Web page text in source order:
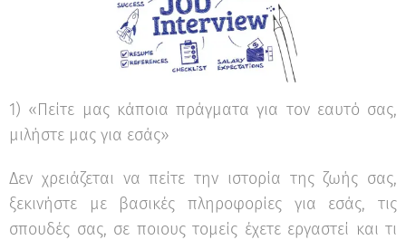
1) «Πείτε μας κάποια πράγματα για τον εαυτό σας,
μιλήστε μας για εσάς»
Δεν χρειάζεται να πείτε την ιστορία της ζωής σας,
ξεκινήστε με βασικές πληροφορίες για εσάς, τις
σπουδές σας, σε ποιους τομείς έχετε εργαστεί και τι